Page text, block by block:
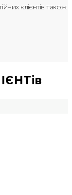
клієнтів також